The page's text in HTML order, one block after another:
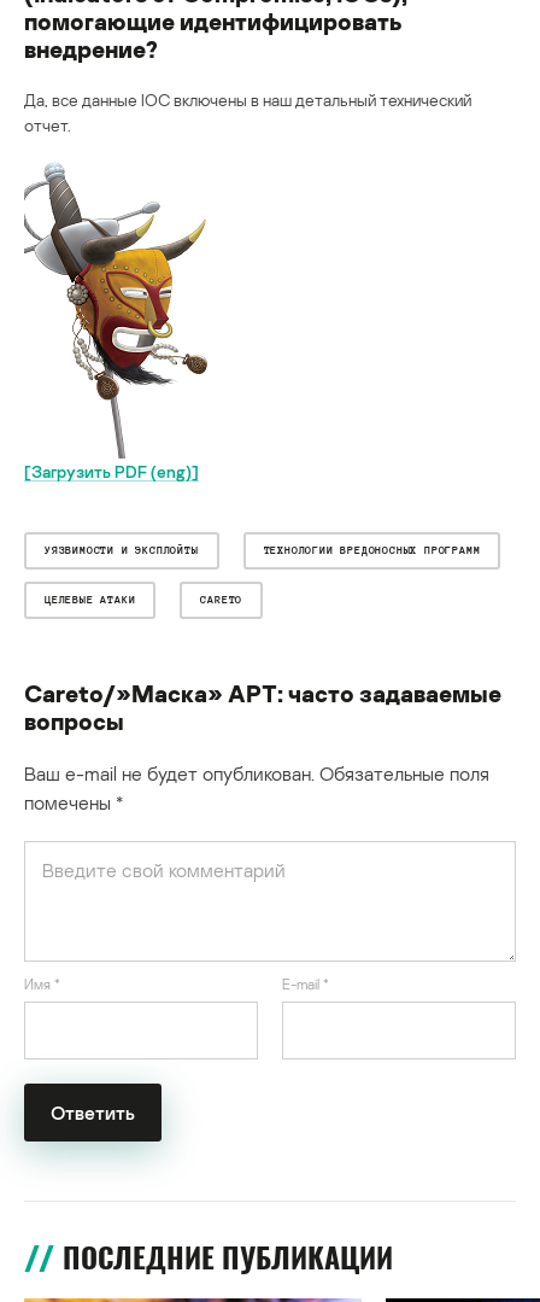
помогающие идентифицировать
внедрение?
Да, все данные IOC включены в наш детальный технический
отчет.
[Загрузить PDF (eng)]
УЯЗВИМОСТИ И ЭКСПЛОЙТЫ ТЕХНОЛОГИИ ВРЕДОНОСНЫХ ПРОГРАММ
ЦЕЛЕВЫЕ АТАКИ CARETO
Careto/»Маска» APT: часто задаваемые
вопросы
Ваш e-mail не будет опубликован. Обязательные поля
помечены *
Имя * E-mail *
ПОСЛЕДНИЕ ПУБЛИКАЦИИ